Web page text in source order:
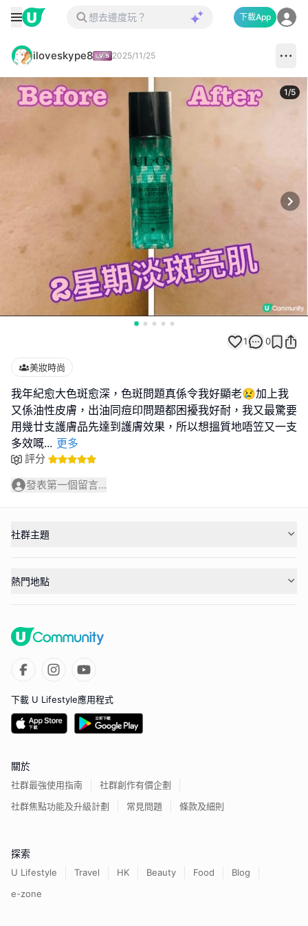
下載App
iloveskype8 2025/11/25
1/5
1 0
美妝時尚
我年紀愈大色斑愈深，色斑問題真係令我好顯老😢加上我
又係油性皮膚，出油同痘印問題都困擾我好耐，我又最驚要
用幾廿支護膚品先達到護膚效果，所以想搵質地唔笠又一支
多效嘅... 更多
評分
發表第一個留言...
社群主題
熱門地點
下載 U Lifestyle應用程式
關於
社群最強使用指南
社群創作有價企劃
社群焦點功能及升級計劃
常見問題 條款及細則
探索
U Lifestyle Travel HK Beauty Food
Blog
e-zone